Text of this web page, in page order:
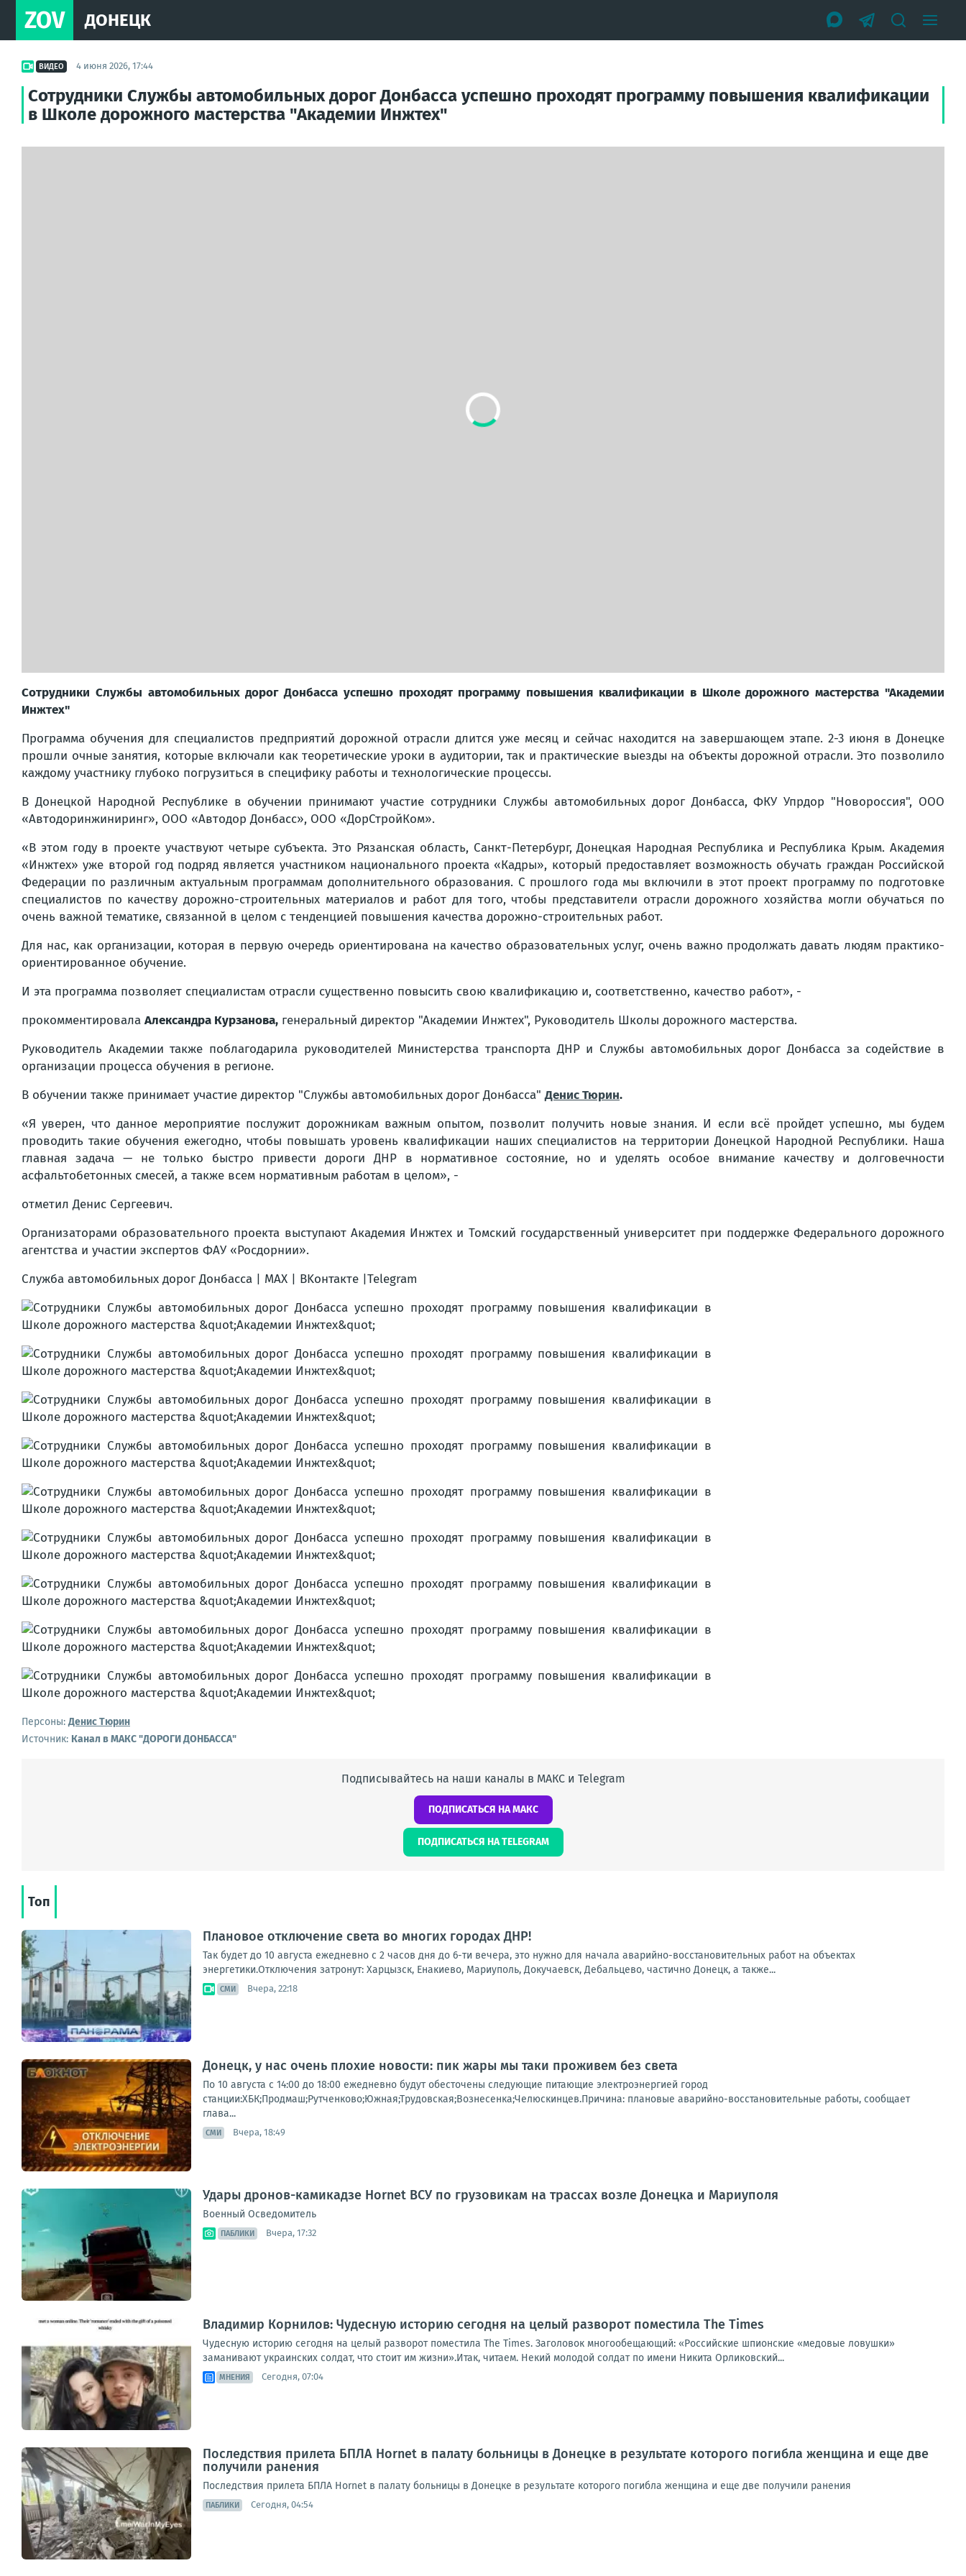
ZOV ДОНЕЦК
ВИДЕО 4 июня 2026, 17:44
Сотрудники Службы автомобильных дорог Донбасса успешно проходят программу повышения квалификации
в Школе дорожного мастерства "Академии Инжтех"
Сотрудники Службы автомобильных дорог Донбасса успешно проходят программу повышения квалификации в Школе дорожного мастерства "Академии
Инжтех"
Программа обучения для специалистов предприятий дорожной отрасли длится уже месяц и сейчас находится на завершающем этапе. 2-3 июня в Донецке
прошли очные занятия, которые включали как теоретические уроки в аудитории, так и практические выезды на объекты дорожной отрасли. Это позволило
каждому участнику глубоко погрузиться в специфику работы и технологические процессы.
В Донецкой Народной Республике в обучении принимают участие сотрудники Службы автомобильных дорог Донбасса, ФКУ Упрдор "Новороссия", ООО
«Автодоринжиниринг», ООО «Автодор Донбасс», ООО «ДорСтройКом».
«В этом году в проекте участвуют четыре субъекта. Это Рязанская область, Санкт-Петербург, Донецкая Народная Республика и Республика Крым. Академия
«Инжтех» уже второй год подряд является участником национального проекта «Кадры», который предоставляет возможность обучать граждан Российской
Федерации по различным актуальным программам дополнительного образования. С прошлого года мы включили в этот проект программу по подготовке
специалистов по качеству дорожно-строительных материалов и работ для того, чтобы представители отрасли дорожного хозяйства могли обучаться по
очень важной тематике, связанной в целом с тенденцией повышения качества дорожно-строительных работ.
Для нас, как организации, которая в первую очередь ориентирована на качество образовательных услуг, очень важно продолжать давать людям практико-
ориентированное обучение.
И эта программа позволяет специалистам отрасли существенно повысить свою квалификацию и, соответственно, качество работ», -
прокомментировала Александра Курзанова, генеральный директор "Академии Инжтех", Руководитель Школы дорожного мастерства.
Руководитель Академии также поблагодарила руководителей Министерства транспорта ДНР и Службы автомобильных дорог Донбасса за содействие в
организации процесса обучения в регионе.
В обучении также принимает участие директор "Службы автомобильных дорог Донбасса"Денис Тюрин.
«Я уверен, что данное мероприятие послужит дорожникам важным опытом, позволит получить новые знания. И если всё пройдет успешно, мы будем
проводить такие обучения ежегодно, чтобы повышать уровень квалификации наших специалистов на территории Донецкой Народной Республики. Наша
главная задача — не только быстро привести дороги ДНР в нормативное состояние, но и уделять особое внимание качеству и долговечности
асфальтобетонных смесей, а также всем нормативным работам в целом», -
отметил Денис Сергеевич.
Организаторами образовательного проекта выступают Академия Инжтех и Томский государственный университет при поддержке Федерального дорожного
агентства и участии экспертов ФАУ «Росдорнии».
Служба автомобильных дорог Донбасса | MAX | BKонтакте |Telegram
Персоны: Денис Тюрин
Источник: Канал в МАКС "ДОРОГИ ДОНБАССА"
Подписывайтесь на наши каналы в МАКС и Telegram
ПОДПИСАТЬСЯ НА МАКС
ПОДПИСАТЬСЯ НА TELEGRAM
Топ
Плановое отключение света во многих городах ДНР!
Так будет до 10 августа ежедневно с 2 часов дня до 6-ти вечера, это нужно для начала аварийно-восстановительных работ на объектах
энергетики.Отключения затронут: Харцызск, Енакиево, Мариуполь, Докучаевск, Дебальцево, частично Донецк, а также...
СМИ Вчера, 22:18
Донецк, у нас очень плохие новости: пик жары мы таки проживем без света
По 10 августа с 14:00 до 18:00 ежедневно будут обесточены следующие питающие электроэнергией город
станции:ХБК;Продмаш;Рутченково;Южная;Трудовская;Вознесенка;Челюскинцев.Причина: плановые аварийно-восстановительные работы, сообщает
глава...
СМИ Вчера, 18:49
Удары дронов-камикадзе Hornet ВСУ по грузовикам на трассах возле Донецка и Мариуполя
Военный Осведомитель
ПАБЛИКИ Вчера, 17:32
Владимир Корнилов: Чудесную историю сегодня на целый разворот поместила The Times
Чудесную историю сегодня на целый разворот поместила The Times. Заголовок многообещающий: «Российские шпионские «медовые ловушки»
заманивают украинских солдат, что стоит им жизни».Итак, читаем. Некий молодой солдат по имени Никита Орликовский...
МНЕНИЯ Сегодня, 07:04
Последствия прилета БПЛА Hornet в палату больницы в Донецке в результате которого погибла женщина и еще две
получили ранения
Последствия прилета БПЛА Hornet в палату больницы в Донецке в результате которого погибла женщина и еще две получили ранения
ПАБЛИКИ Сегодня, 04:54